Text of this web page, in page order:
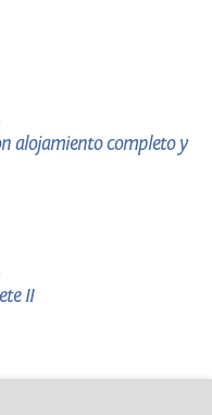
alojamiento completo y
II